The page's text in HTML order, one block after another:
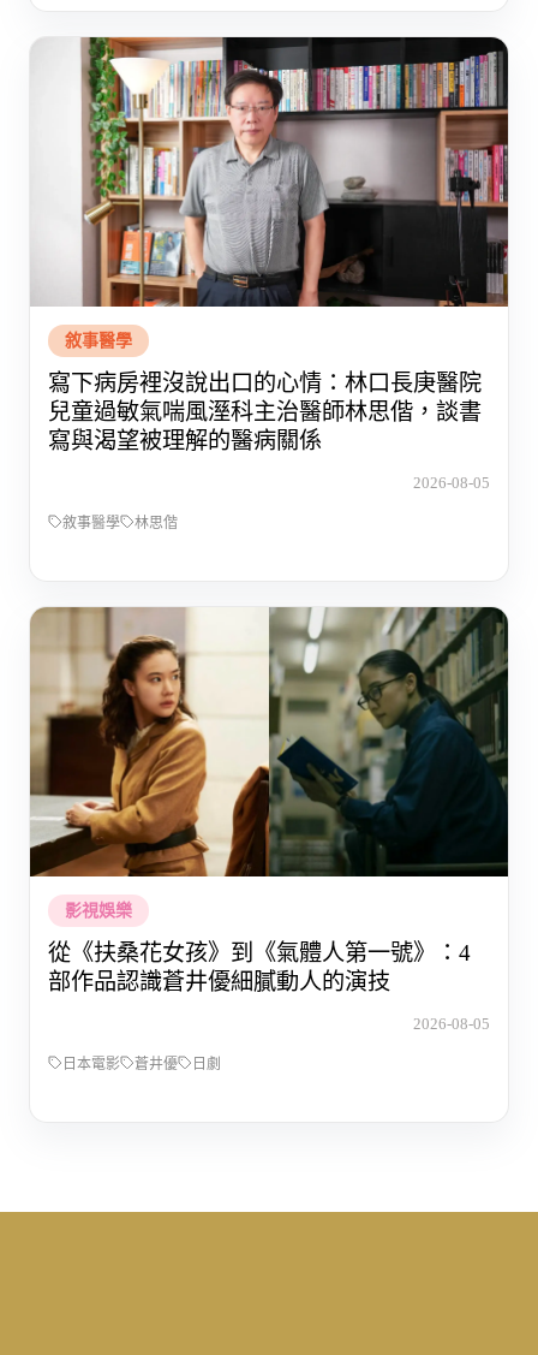
敘事醫學
寫下病房裡沒說出口的心情：林口長庚醫院
兒童過敏氣喘風溼科主治醫師林思偕，談書
寫與渴望被理解的醫病關係
2026-08-05
敘事醫學 林思偕
影視娛樂
從《扶桑花女孩》到《氣體人第一號》：4
部作品認識蒼井優細膩動人的演技
2026-08-05
日本電影 蒼井優 日劇